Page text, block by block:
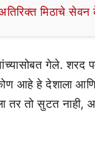
मिठाचे सेवन
गेले. शरद
आहे हे देशाला
तर तो सुटत नाही,